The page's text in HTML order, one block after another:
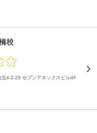
校
北4-2-29 セブンアネックスビル4F